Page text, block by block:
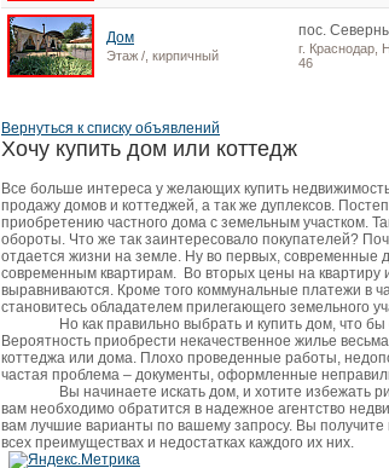
Дом
Этаж /, кирпичный
пос.
г. Краснодар,
46
Вернуться к списку объявлений
Хочу купить дом или коттедж
Все больше интереса у желающих купить
продажу домов и коттеджей, а так же дуплексов.
приобретению частного дома с земельным участком.
обороты. Что же так заинтересовало покупателей?
отдается жизни на земле. Ну во первых,
современным квартирам. Во вторых цены на
выравниваются. Кроме того коммунальные платежи в
становитесь обладателем прилегающего земельного
Но как правильно выбрать и купить дом, что
Вероятность приобрести некачественное жилье
коттеджа или дома. Плохо проведенные работы,
частая проблема – документы, оформленные
Вы начинаете искать дом, и хотите избежать
вам необходимо обратится в надежное агентство
вам лучшие варианты по вашему запросу. Вы
всех преимуществах и недостатках каждого их них.